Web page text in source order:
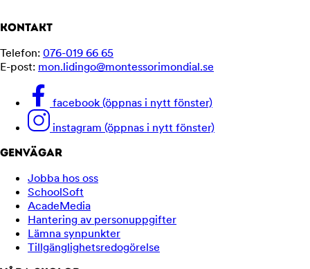
KONTAKT
Telefon: 076-019 66 65
E-post: mon.lidingo@montessorimondial.se
facebook (öppnas i nytt fönster)
instagram (öppnas i nytt fönster)
GENVÄGAR
Jobba hos oss
SchoolSoft
AcadeMedia
Hantering av personuppgifter
Lämna synpunkter
Tillgänglighetsredogörelse